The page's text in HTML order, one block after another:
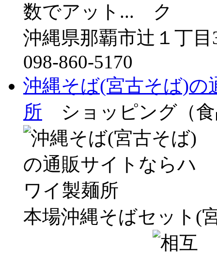
数でアット...
沖縄県那覇市辻１丁目
098-860-5170
沖縄そば(宮古そば)の
所 ショッピング（食
本場沖縄そばセット(